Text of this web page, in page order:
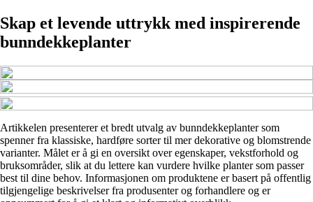
Skap et levende uttrykk med inspirerende
bunndekkeplanter
Artikkelen presenterer et bredt utvalg av bunndekkeplanter som
spenner fra klassiske, hardføre sorter til mer dekorative og blomstrende
varianter. Målet er å gi en oversikt over egenskaper, vekstforhold og
bruksområder, slik at du lettere kan vurdere hvilke planter som passer
best til dine behov. Informasjonen om produktene er basert på offentlig
tilgjengelige beskrivelser fra produsenter og forhandlere og er